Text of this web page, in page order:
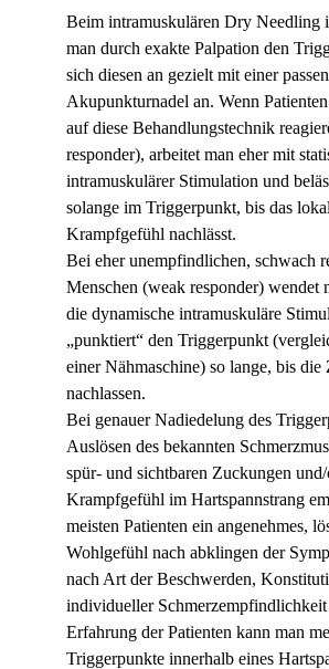
Beim intramuskulären Dry Needling
man durch exakte Palpation den
sich diesen an gezielt mit einer
Akupunkturnadel an. Wenn
auf diese Behandlungstechnik
responder), arbeitet man eher mit
intramuskulärer Stimulation und
solange im Triggerpunkt, bis das
Krampfgefühl nachlässt.
Bei eher unempfindlichen, schwach
Menschen (weak responder) wendet
die dynamische intramuskuläre
„punktiert“ den Triggerpunkt
einer Nähmaschine) so lange, bis die
nachlassen.
Bei genauer Nadiedelung des
Auslösen des bekannten
spür- und sichtbaren Zuckungen
Krampfgefühl im Hartspannstrang
meisten Patienten ein angenehmes,
Wohlgefühl nach abklingen der
nach Art der Beschwerden,
individueller
Erfahrung der Patienten kann man
Triggerpunkte innerhalb eines